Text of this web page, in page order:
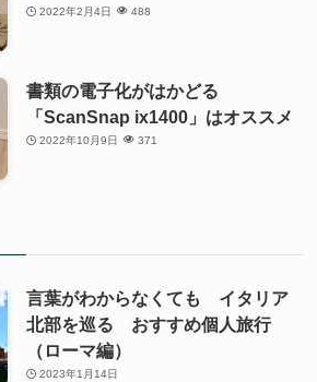
2022年2月4日 488
書類の電子化がはかどる
「ScanSnap ix1400」はオススメ
2022年10月9日 371
言葉がわからなくても イタリア
北部を巡る おすすめ個人旅行
（ローマ編）
2023年1月14日